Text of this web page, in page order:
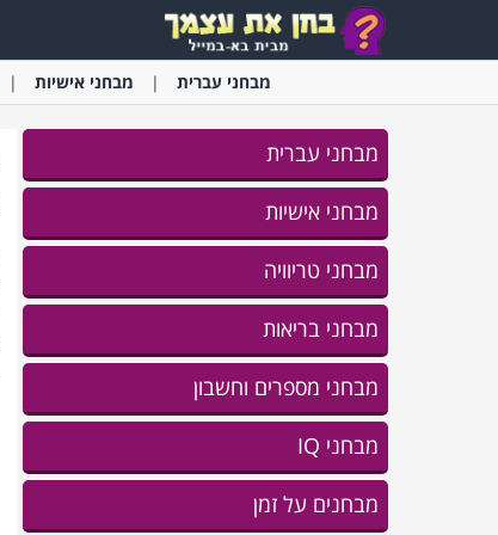
מבחני עברית מבחני אישיות
מבחני עברית
מבחני אישיות
מבחני טריוויה
מבחני בריאות
מבחני מספרים וחשבון
מבחני IQ
מבחנים על זמן